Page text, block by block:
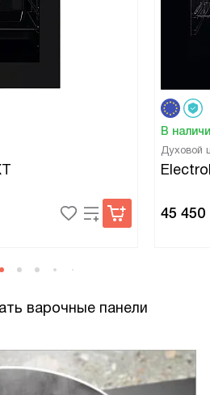
В
Духовой
45 450
варочные панели